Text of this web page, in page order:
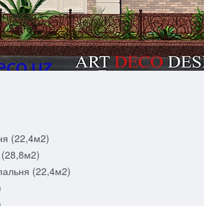
(22,4м2)
(28,8м2)
(22,4м2)